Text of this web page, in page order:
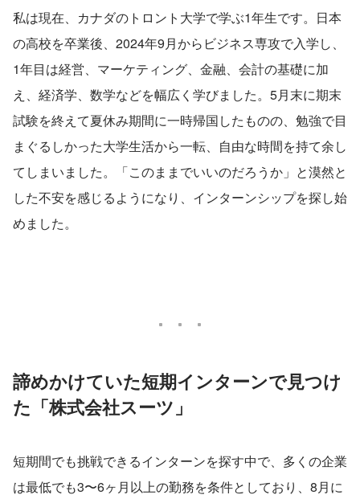
私は現在、カナダのトロント大学で学ぶ1年生です。日本
の高校を卒業後、2024年9月からビジネス専攻で入学し、
1年目は経営、マーケティング、金融、会計の基礎に加
え、経済学、数学などを幅広く学びました。5月末に期末
試験を終えて夏休み期間に一時帰国したものの、勉強で目
まぐるしかった大学生活から一転、自由な時間を持て余し
てしまいました。「このままでいいのだろうか」と漠然と
した不安を感じるようになり、インターンシップを探し始
めました。
諦めかけていた短期インターンで見つけ
た「株式会社スーツ」
短期間でも挑戦できるインターンを探す中で、多くの企業
は最低でも3〜6ヶ月以上の勤務を条件としており、8月に